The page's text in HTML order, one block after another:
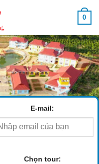
0
E-mail:
Chọn tour: